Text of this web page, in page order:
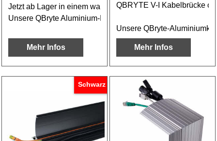
Jetzt ab Lager in einem warmen Hellbraun/Beige erhältlich.
Unsere QBryte Aluminium-Kabelkanäle werden aus
Mehr Infos
QBRYTE V-I Kabelbrücke
Unsere QBryte-
Mehr Infos
Schwarz